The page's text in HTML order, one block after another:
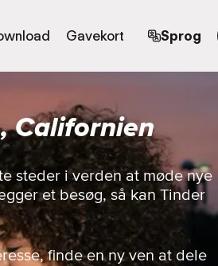
Gavekort Sprog
Californien
steder i verden at møde nye
et besøg, så kan Tinder
finde en ny ven at dele